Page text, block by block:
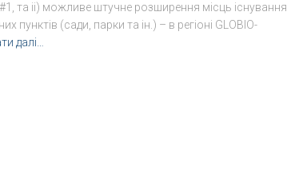
та ii) можливе штучне розширення місць існування
пунктів (сади, парки та ін.) – в регіоні GLOBIO-
далі…